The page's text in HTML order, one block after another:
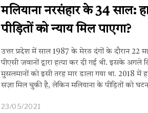
मलियाना नरसंहार के 34 साल:
पीड़ितों को न्याय मिल पाएगा?
उत्तर प्रदेश में साल 1987 के मेरठ दंगों के दौरान 22
पीएसी जवानों द्वारा हत्या कर दी गई थी. इसके
मुसलमानों को इसी तरह मार डाला गया था. 2018 में
सज़ा मिल चुकी है, लेकिन मलियाना के पीड़ितों को
23/05/2021